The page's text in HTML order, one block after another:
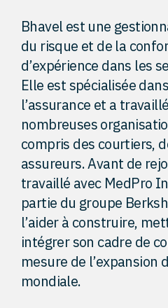
Bhavel est une
du risque et de la
d’expérience dans les
Elle est spécialisée
l’assurance et a
nombreuses
compris des courtiers,
assureurs. Avant de
travaillé avec MedPro
partie du groupe
l’aider à construire,
intégrer son cadre de
mesure de l’expansion
mondiale.